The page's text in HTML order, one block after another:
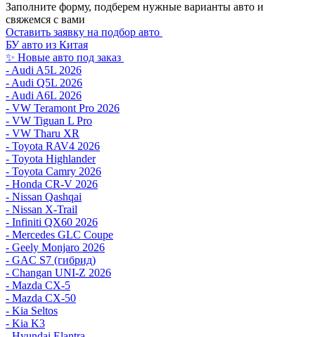
Заполните форму, подберем нужные варианты авто и
свяжемся с вами
Оставить заявку на подбор авто
БУ авто из Китая
✨ Новые авто под заказ
- Audi A5L 2026
- Audi Q5L 2026
- Audi A6L 2026
- VW Teramont Pro 2026
- VW Tiguan L Pro
- VW Tharu XR
- Toyota RAV4 2026
- Toyota Highlander
- Toyota Camry 2026
- Honda CR-V 2026
- Nissan Qashqai
- Nissan X-Trail
- Infiniti QX60 2026
- Mercedes GLC Coupe
- Geely Monjaro 2026
- GAC S7 (гибрид)
- Changan UNI-Z 2026
- Mazda CX-5
- Mazda CX-50
- Kia Seltos
- Kia K3